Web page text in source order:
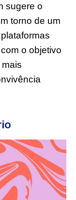
sugere o
torno de um
o objetivo